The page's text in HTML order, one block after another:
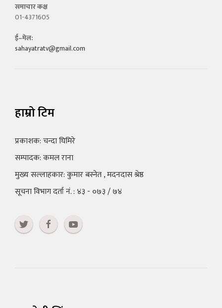
समाचार कक्ष
01-4371605
ई–मेल:
sahayatratv@gmail.com
हाम्रो टिम
प्रकाशक: चन्दा घिमिरे
सम्पादक: कमल राना
मुख्य सल्लाहकार: कुमार बस्नेत , मदनदास श्रेष्ठ
सूचना विभाग दर्ता नं. : ४३ - ०७३ / ७४